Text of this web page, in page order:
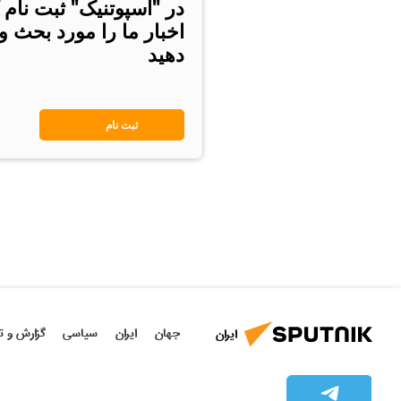
در "اسپوتنیک" ثبت
اخبار ما را مورد بحث
دهید
ثبت نام
ایران جهان ایران سیاسی گزارش و